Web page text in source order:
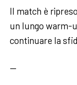
Il match è
un lungo warm-
continuare la
—